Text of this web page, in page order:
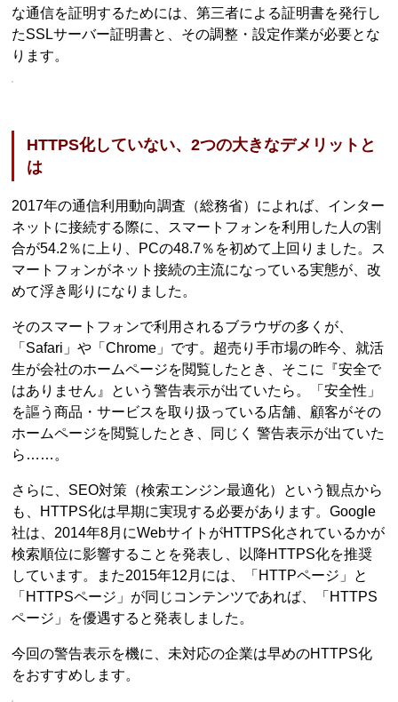
な通信を証明するためには、第三者による証明書を発行し
たSSLサーバー証明書と、その調整・設定作業が必要とな
ります。
HTTPS化していない、2つの大きなデメリットと
は
2017年の通信利用動向調査（総務省）によれば、インター
ネットに接続する際に、スマートフォンを利用した人の割
合が54.2％に上り、PCの48.7％を初めて上回りました。ス
マートフォンがネット接続の主流になっている実態が、改
めて浮き彫りになりました。
そのスマートフォンで利用されるブラウザの多くが、
「Safari」や「Chrome」です。超売り手市場の昨今、就活
生が会社のホームページを閲覧したとき、そこに『安全で
はありません』という警告表示が出ていたら。「安全性」
を謳う商品・サービスを取り扱っている店舗、顧客がその
ホームページを閲覧したとき、同じく 警告表示が出ていた
ら……。
さらに、SEO対策（検索エンジン最適化）という観点から
も、HTTPS化は早期に実現する必要があります。Google
社は、2014年8月にWebサイトがHTTPS化されているかが
検索順位に影響することを発表し、以降HTTPS化を推奨
しています。また2015年12月には、「HTTPページ」と
「HTTPSページ」が同じコンテンツであれば、「HTTPS
ページ」を優遇すると発表しました。
今回の警告表示を機に、未対応の企業は早めのHTTPS化
をおすすめします。